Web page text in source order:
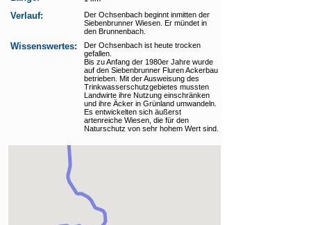
+
Innenstadt und Textilviertel
Augsburger Norden
Augsburger Westen
Downloads und Links
Verlauf:
Der Ochsenbach beginnt inmitten der
Siebenbrunner Wiesen. Er mündet in
den Brunnenbach.
Wissenswertes:
Der Ochsenbach ist heute trocken
gefallen.
Bis zu Anfang der 1980er Jahre wurde
auf den Siebenbrunner Fluren Ackerbau
betrieben. Mit der Ausweisung des
Trinkwasserschutzgebietes mussten
Landwirte ihre Nutzung einschränken
und ihre Äcker in Grünland umwandeln.
Es entwickelten sich äußerst
artenreiche Wiesen, die für den
Naturschutz von sehr hohem Wert sind.